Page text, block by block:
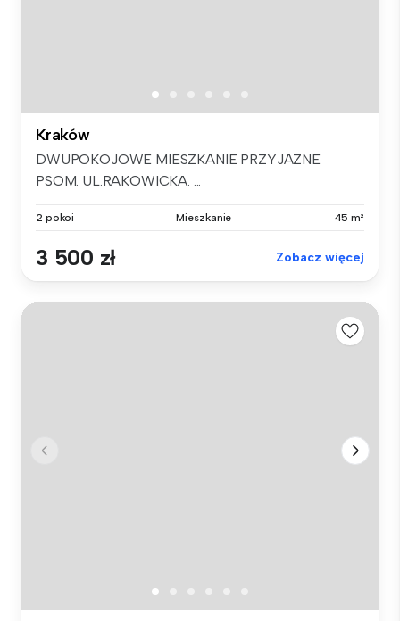
Kraków
DWUPOKOJOWE MIESZKANIE PRZYJAZNE
PSOM. UL.RAKOWICKA. ...
2 pokoi Mieszkanie 45 m²
3 500 zł Zobacz więcej